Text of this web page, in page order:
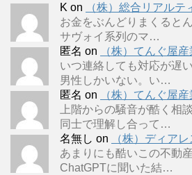
K on
（株）総合リアルテ
お金をぶんどりまくると
サヴォイ系列のマ…
匿名 on
（株）てんぐ屋産
いつ連絡しても対応が遅
男性しかいない。い…
匿名 on
（株）てんぐ屋産
上階からの騒音が酷く相
同士で理解し合って…
名無し on
（株）ディアレ
あまりにも酷いこの不動
ChatGPTに聞いた結…